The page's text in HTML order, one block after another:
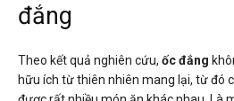
đắng
Theo kết quả nghiên cứu, ốc đắng
hữu ích từ thiên nhiên mang lại, từ đó